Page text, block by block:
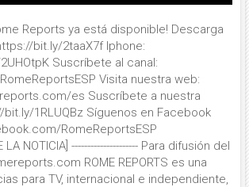
Reports ya está disponible! Descarga
bit.ly/2taaX7f Iphone:
Suscríbete al canal:
Visita nuestra web:
es Suscríbete a nuestra
1RLUQBz Síguenos en Facebook
RomeReportsESP
LA NOTICIA] --------------------- Para difusión del
ROME REPORTS es una
para TV, internacional e independiente,